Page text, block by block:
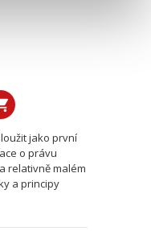
jako první
o právu
relativně malém
a principy